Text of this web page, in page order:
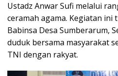
Ustadz Anwar Sufi melalui
ceramah agama. Kegiatan
Babinsa Desa Sumberarum,
duduk bersama masyarakat
TNI dengan rakyat.